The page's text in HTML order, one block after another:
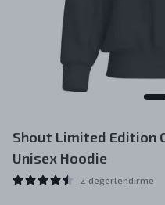
Shout Limited Edition
Unisex Hoodie
2 değerlendirme